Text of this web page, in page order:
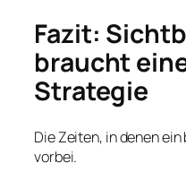
Fazit:
braucht
Strategie
Die Zeiten, in denen
vorbei.